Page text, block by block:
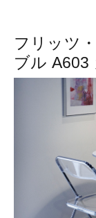
フリッツ
ブル A603